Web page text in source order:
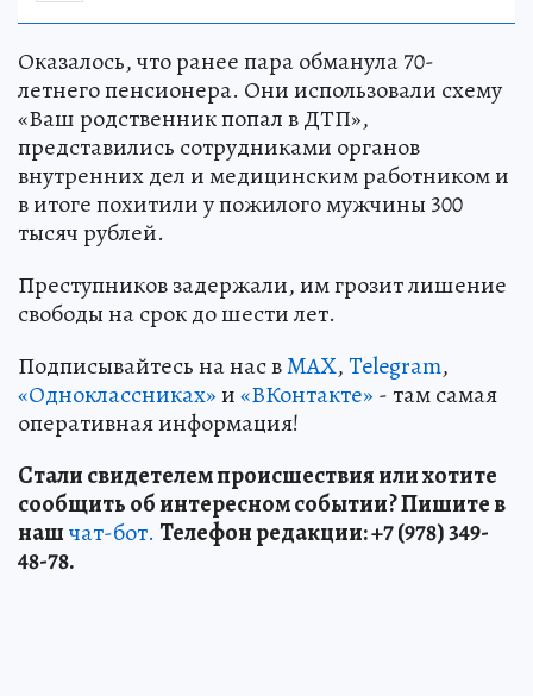
Оказалось, что ранее пара обманула 70-
летнего пенсионера. Они использовали схему
«Ваш родственник попал в ДТП»,
представились сотрудниками органов
внутренних дел и медицинским работником и
в итоге похитили у пожилого мужчины 300
тысяч рублей.
Преступников задержали, им грозит лишение
свободы на срок до шести лет.
Подписывайтесь на нас вMAX,Telegram,
«Одноклассниках»и«ВКонтакте» - там самая
оперативная информация!
Стали свидетелем происшествия или хотите
сообщить об интересном событии? Пишите в
нашчат-бот. Телефон редакции: +7 (978) 349-
48-78.